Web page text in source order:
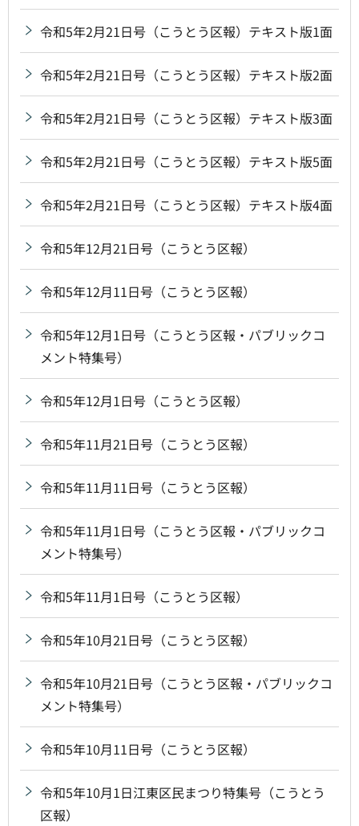
令和5年2月21日号（こうとう区報）テキスト版1面
令和5年2月21日号（こうとう区報）テキスト版2面
令和5年2月21日号（こうとう区報）テキスト版3面
令和5年2月21日号（こうとう区報）テキスト版5面
令和5年2月21日号（こうとう区報）テキスト版4面
令和5年12月21日号（こうとう区報）
令和5年12月11日号（こうとう区報）
令和5年12月1日号（こうとう区報・パブリックコ
メント特集号）
令和5年12月1日号（こうとう区報）
令和5年11月21日号（こうとう区報）
令和5年11月11日号（こうとう区報）
令和5年11月1日号（こうとう区報・パブリックコ
メント特集号）
令和5年11月1日号（こうとう区報）
令和5年10月21日号（こうとう区報）
令和5年10月21日号（こうとう区報・パブリックコ
メント特集号）
令和5年10月11日号（こうとう区報）
令和5年10月1日江東区民まつり特集号（こうとう
区報）